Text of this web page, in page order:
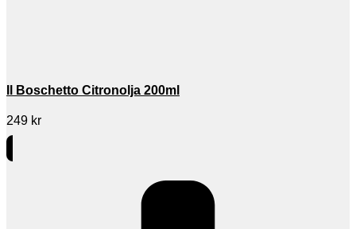
Il Boschetto Citronolja 200ml
249 kr